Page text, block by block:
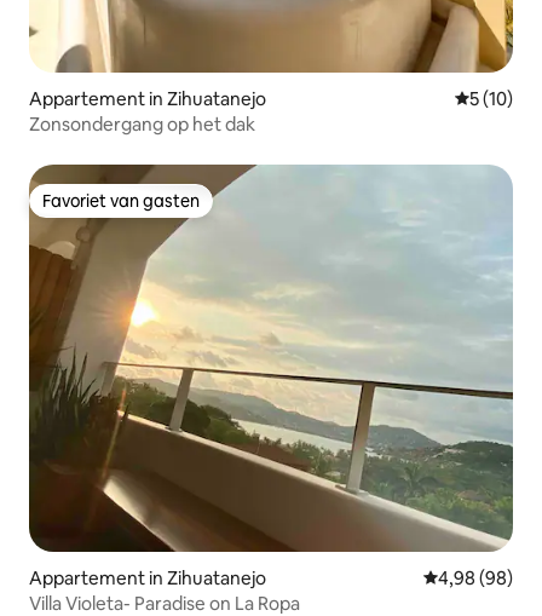
Appartement in Zihuatanejo
5 (10)
Zonsondergang op het dak
Favoriet van gasten
Favoriet van gasten
Appartement in Zihuatanejo Gemiddelde
4,98 (98)
Villa Violeta- Paradise on La Ropa